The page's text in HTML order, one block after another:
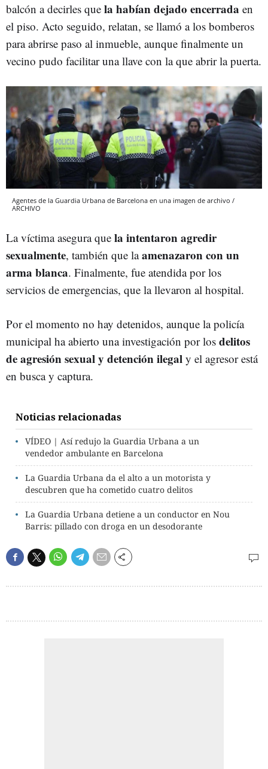
balcón a decirles que la habían dejado encerrada en
el piso. Acto seguido, relatan, se llamó a los bomberos
para abrirse paso al inmueble, aunque finalmente un
vecino pudo facilitar una llave con la que abrir la puerta.
Agentes de la Guardia Urbana de Barcelona en una imagen de archivo /
ARCHIVO
La víctima asegura que la intentaron agredir
sexualmente, también que laamenazaron con un
arma blanca. Finalmente, fue atendida por los
servicios de emergencias, que la llevaron al hospital.
Por el momento no hay detenidos, aunque la policía
municipal ha abierto una investigación por los delitos
de agresión sexual y detención ilegal y el agresor está
en busca y captura.
Noticias relacionadas
VÍDEO | Así redujo la Guardia Urbana a un
vendedor ambulante en Barcelona
La Guardia Urbana da el alto a un motorista y
descubren que ha cometido cuatro delitos
La Guardia Urbana detiene a un conductor en Nou
Barris: pillado con droga en un desodorante